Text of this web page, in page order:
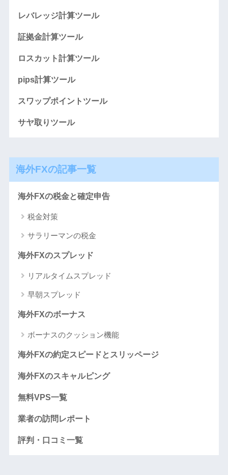
レバレッジ計算ツール
証拠金計算ツール
ロスカット計算ツール
pips計算ツール
スワップポイントツール
サヤ取りツール
海外FXの記事一覧
海外FXの税金と確定申告
税金対策
サラリーマンの税金
海外FXのスプレッド
リアルタイムスプレッド
早朝スプレッド
海外FXのボーナス
ボーナスのクッション機能
海外FXの約定スピードとスリッページ
海外FXのスキャルピング
無料VPS一覧
業者の訪問レポート
評判・口コミ一覧